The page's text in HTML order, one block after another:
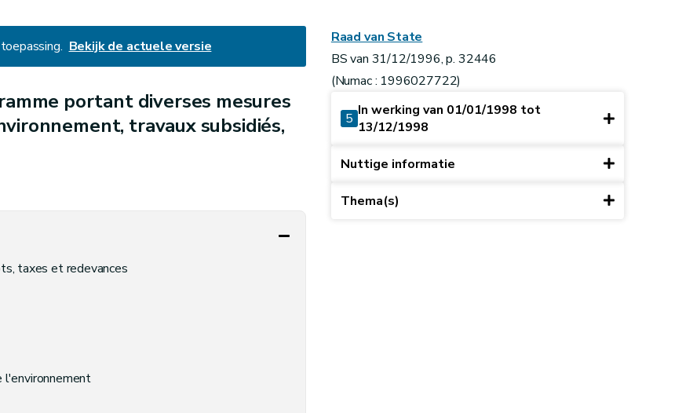
Bekijk de actuele versie
portant diverses mesures
travaux subsidiés,
taxes et redevances
Raad van State
BS van 31/12/1996, p. 32446
(Numac : 1996027722)
5 In werking van 01/01/1998 tot
13/12/1998
Nuttige informatie
Thema(s)